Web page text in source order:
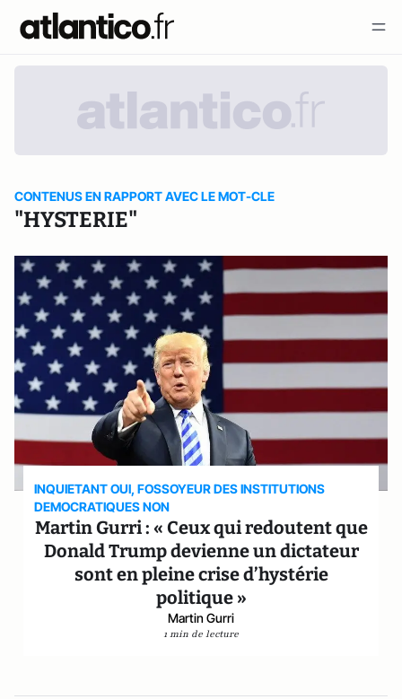
CONTENUS EN RAPPORT AVEC LE MOT-CLE
"HYSTERIE"
INQUIETANT OUI, FOSSOYEUR DES INSTITUTIONS
DEMOCRATIQUES NON
Martin Gurri : « Ceux qui redoutent que
Donald Trump devienne un dictateur
sont en pleine crise d’hystérie
politique »
Martin Gurri
1 min de lecture